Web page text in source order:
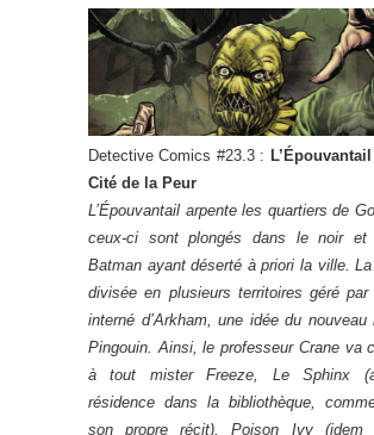
Detective Comics #23.3 :
Cité de la Peur
L’Épouvantail arpente les quartiers de
ceux-ci sont plongés dans le noir et
Batman ayant déserté à priori la ville.
divisée en plusieurs territoires géré
interné d’Arkham, une idée du
Pingouin. Ainsi, le professeur Crane va
à tout mister Freeze, Le Sphinx
résidence dans la bibliothèque,
son propre récit), Poison Ivy (idem